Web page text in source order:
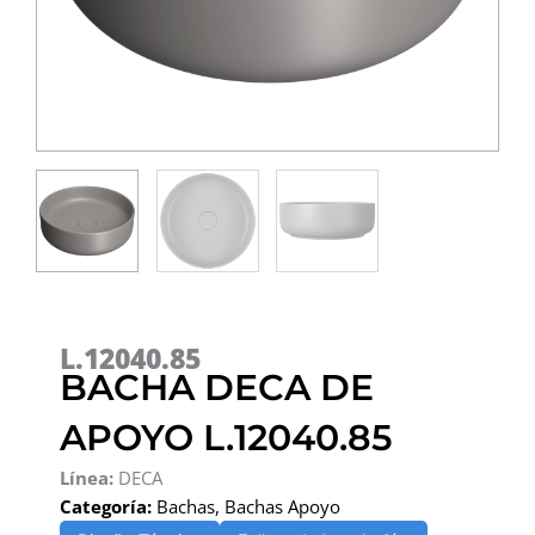
L.12040.85
BACHA DECA DE
APOYO L.12040.85
Línea: DECA
Categoría: Bachas, Bachas Apoyo